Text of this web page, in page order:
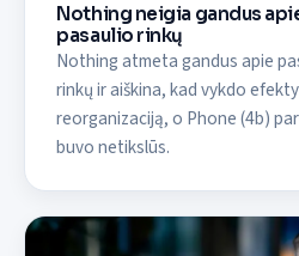
Nothing neigia gandus
pasaulio rinkų
Nothing atmeta gandus apie
rinkų ir aiškina, kad vykdo
reorganizaciją, o Phone (4b)
buvo netikslūs.